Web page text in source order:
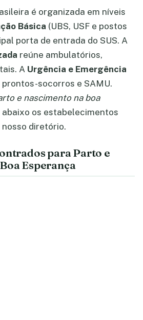
é organizada em níveis
Básica (UBS, USF e postos
porta de entrada do SUS. A
reúne ambulatórios,
A Urgência e Emergência
prontos-socorros e SAMU.
e nascimento na boa
abaixo os estabelecimentos
diretório.
para Parto e
Esperança